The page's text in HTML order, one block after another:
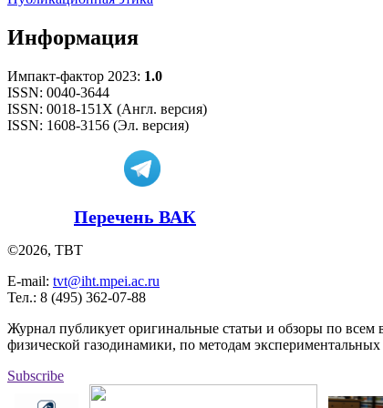
Информация
Импакт-фактор 2023: 1.0
ISSN: 0040-3644
ISSN: 0018-151X (Англ. версия)
ISSN: 1608-3156 (Эл. версия)
Перечень ВАК
©2026, ТВТ
E-mail: tvt@iht.mpei.ac.ru
Тел.: 8 (495) 362-07-88
Журнал публикует оригинальные статьи и обзоры по
физической газодинамики, по методам
Subscribe